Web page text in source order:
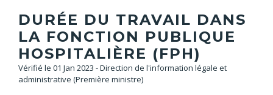
DURÉE DU TRAVAIL DANS
LA FONCTION PUBLIQUE
HOSPITALIÈRE (FPH)
Vérifié le 01 Jan 2023 - Direction de l'information légale et
administrative (Première ministre)